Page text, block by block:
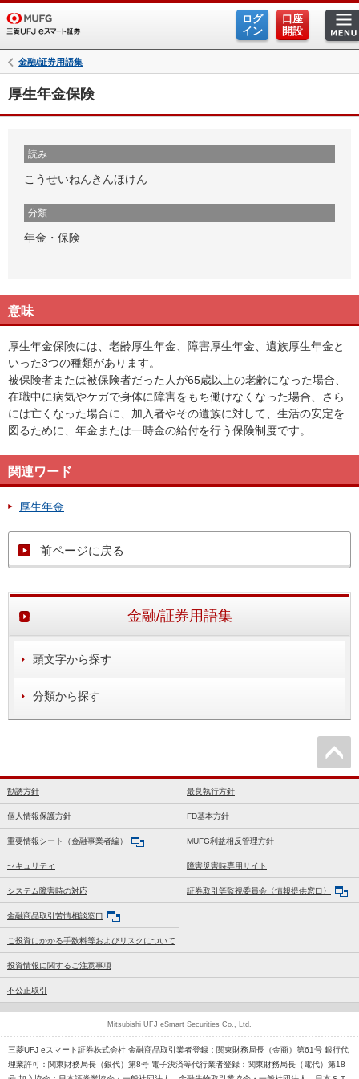
ログ
イン
口座
開設
金融/証券用語集
厚生年金保険
読み
こうせいねんきんほけん
分類
年金・保険
意味
厚生年金保険には、老齢厚生年金、障害厚生年金、遺族厚生年金と
いった3つの種類があります。
被保険者または被保険者だった人が65歳以上の老齢になった場合、
在職中に病気やケガで身体に障害をもち働けなくなった場合、さら
には亡くなった場合に、加入者やその遺族に対して、生活の安定を
図るために、年金または一時金の給付を行う保険制度です。
関連ワード
厚生年金
前ページに戻る
金融/証券用語集
頭文字から探す
分類から探す
勧誘方針 最良執行方針
個人情報保護方針 FD基本方針
重要情報シート（金融事業者編） MUFG利益相反管理方針
セキュリティ 障害災害時専用サイト
システム障害時の対応 証券取引等監視委員会〈情報提供窓口〉
金融商品取引苦情相談窓口
ご投資にかかる手数料等およびリスクについて
投資情報に関するご注意事項
不公正取引
三菱UFJ eスマート証券株式会社 金融商品取引業者登録：関東財務局長（金商）第61号 銀行代
理業許可：関東財務局長（銀代）第8号 電子決済等代行業者登録：関東財務局長（電代）第18
Mitsubishi UFJ eSmart Securities Co., Ltd.